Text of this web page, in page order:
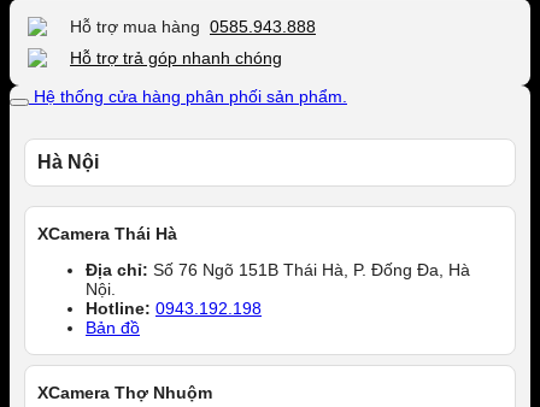
bảo
hành
XCamera
lượng
Hỗ trợ mua hàng 0585.943.888
Hỗ trợ trả góp nhanh chóng
Hệ thống cửa hàng phân phối sản phẩm.
Hà Nội
XCamera Thái Hà
Địa chỉ: Số 76 Ngõ 151B Thái Hà, P. Đống Đa, Hà
Nội.
Hotline: 0943.192.198
Bản đồ
XCamera Thợ Nhuộm